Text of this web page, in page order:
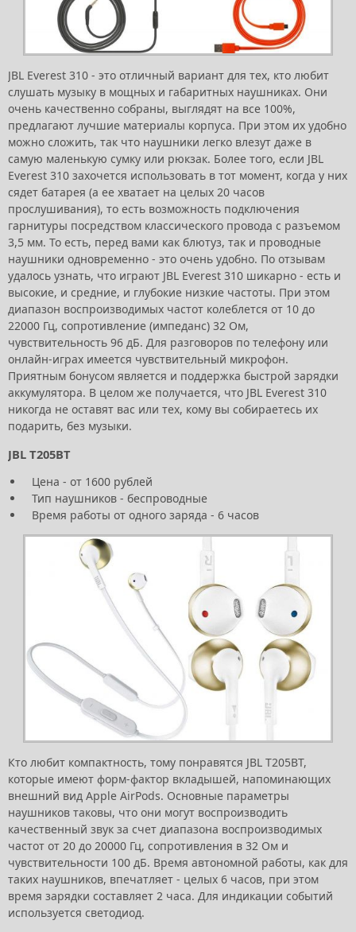
JBL Everest 310 - это отличный вариант для тех, кто любит
слушать музыку в мощных и габаритных наушниках. Они
очень качественно собраны, выглядят на все 100%,
предлагают лучшие материалы корпуса. При этом их удобно
можно сложить, так что наушники легко влезут даже в
самую маленькую сумку или рюкзак. Более того, если JBL
Everest 310 захочется использовать в тот момент, когда у них
сядет батарея (а ее хватает на целых 20 часов
прослушивания), то есть возможность подключения
гарнитуры посредством классического провода с разъемом
3,5 мм. То есть, перед вами как блютуз, так и проводные
наушники одновременно - это очень удобно. По отзывам
удалось узнать, что играют JBL Everest 310 шикарно - есть и
высокие, и средние, и глубокие низкие частоты. При этом
диапазон воспроизводимых частот колеблется от 10 до
22000 Гц, сопротивление (импеданс) 32 Ом,
чувствительность 96 дБ. Для разговоров по телефону или
онлайн-играх имеется чувствительный микрофон.
Приятным бонусом является и поддержка быстрой зарядки
аккумулятора. В целом же получается, что JBL Everest 310
никогда не оставят вас или тех, кому вы собираетесь их
подарить, без музыки.
JBL T205BT
Цена - от 1600 рублей
Тип наушников - беспроводные
Время работы от одного заряда - 6 часов
Кто любит компактность, тому понравятся JBL T205BT,
которые имеют форм-фактор вкладышей, напоминающих
внешний вид Apple AirPods. Основные параметры
наушников таковы, что они могут воспроизводить
качественный звук за счет диапазона воспроизводимых
частот от 20 до 20000 Гц, сопротивления в 32 Ом и
чувствительности 100 дБ. Время автономной работы, как для
таких наушников, впечатляет - целых 6 часов, при этом
время зарядки составляет 2 часа. Для индикации событий
используется светодиод.